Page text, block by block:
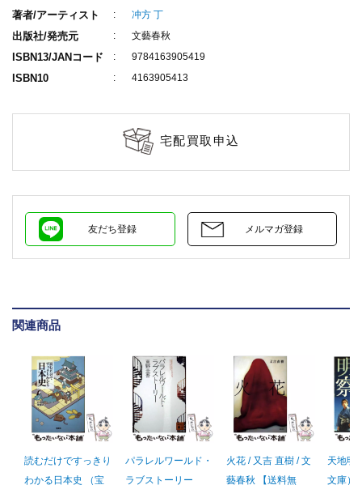
著者/アーティスト 冲方 丁
出版社/発売元 文藝春秋
ISBN13/JANコード 9784163905419
ISBN10 4163905413
宅配買取申込
友だち登録 メルマガ登録
関連商品
読むだけですっきり
わかる日本史 （宝
パラレルワールド・
ラブストーリー
火花 / 又吉 直樹 / 文
藝春秋 【送料無
天地明
文庫）